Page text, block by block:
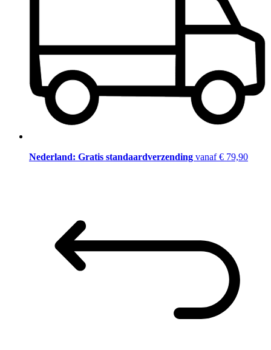
Nederland: Gratis standaardverzending vanaf € 79,90